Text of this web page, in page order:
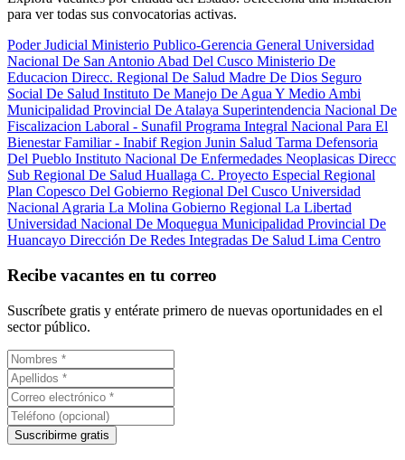
para ver todas sus convocatorias activas.
Poder Judicial Ministerio Publico-Gerencia General Universidad
Nacional De San Antonio Abad Del Cusco Ministerio De
Educacion Direcc. Regional De Salud Madre De Dios Seguro
Social De Salud Instituto De Manejo De Agua Y Medio Ambi
Municipalidad Provincial De Atalaya Superintendencia Nacional De
Fiscalizacion Laboral - Sunafil Programa Integral Nacional Para El
Bienestar Familiar - InabifRegion Junin Salud Tarma Defensoria
Del Pueblo Instituto Nacional De Enfermedades Neoplasicas Direcc
Sub Regional De Salud Huallaga C. Proyecto Especial Regional
Plan Copesco Del Gobierno Regional Del Cusco Universidad
Nacional Agraria La Molina Gobierno Regional La Libertad
Universidad Nacional De Moquegua Municipalidad Provincial De
Huancayo Dirección De Redes Integradas De Salud Lima Centro
Recibe vacantes en tu correo
Suscríbete gratis y entérate primero de nuevas oportunidades en el
sector público.
Suscribirme gratis